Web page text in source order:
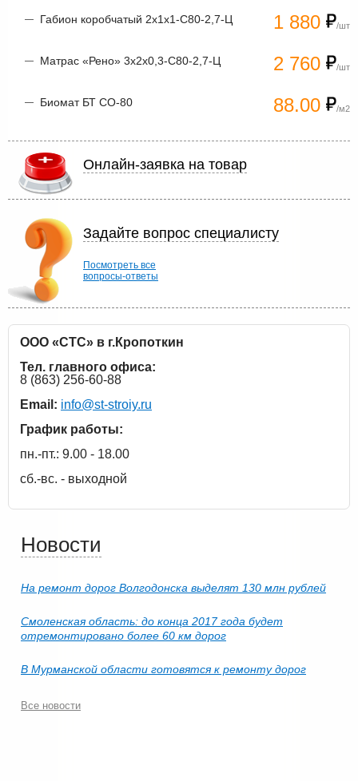
1 880 /шт
Габион коробчатый 2х1х1-С80-2,7-Ц
2 760 /шт
Матрас «Рено» 3х2х0,3-С80-2,7-Ц
88.00 /м2
Биомат БТ СО-80
Онлайн-заявка на товар
Задайте вопрос специалисту
Посмотреть все
вопросы-ответы
ООО «СТС» в г.Кропоткин
Тел. главного офиса:
8 (863) 256-60-88
Email: info@st-stroiy.ru
График работы:
пн.-пт.: 9.00 - 18.00
сб.-вс. - выходной
Новости
На ремонт дорог Волгодонска выделят 130 млн рублей
Смоленская область: до конца 2017 года будет
отремонтировано более 60 км дорог
В Мурманской области готовятся к ремонту дорог
Все новости